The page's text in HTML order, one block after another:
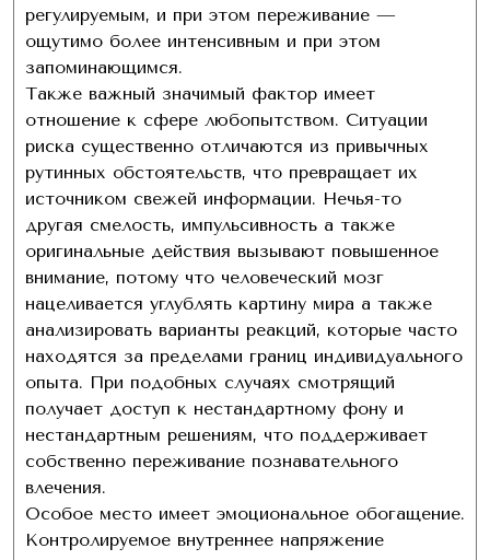
регулируемым, и при этом переживание —
ощутимо более интенсивным и при этом
запоминающимся.
Также важный значимый фактор имеет
отношение к сфере любопытством. Ситуации
риска существенно отличаются из привычных
рутинных обстоятельств, что превращает их
источником свежей информации. Нечья-то
другая смелость, импульсивность а также
оригинальные действия вызывают повышенное
внимание, потому что человеческий мозг
нацеливается углублять картину мира а также
анализировать варианты реакций, которые часто
находятся за пределами границ индивидуального
опыта. При подобных случаях смотрящий
получает доступ к нестандартному фону и
нестандартным решениям, что поддерживает
собственно переживание познавательного
влечения.
Особое место имеет эмоциональное обогащение.
Контролируемое внутреннее напряжение